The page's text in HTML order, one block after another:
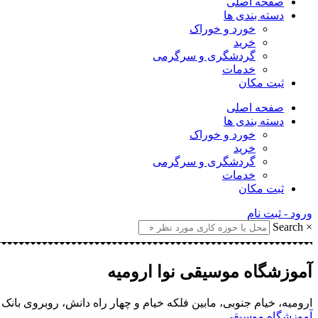
دسته بندی ها
خورد و خوراک
خرید
گردشگری و سرگرمی
خدمات
ثبت مکان
صفحه اصلی
دسته بندی ها
خورد و خوراک
خرید
گردشگری و سرگرمی
خدمات
ثبت مکان
ورود - ثبت نام
×
Search
آموزشگاه موسیقی نوا ارومیه
ارومیه، خیام جنوبی، مابین فلکه خیام و چهار راه دانش، روبروی